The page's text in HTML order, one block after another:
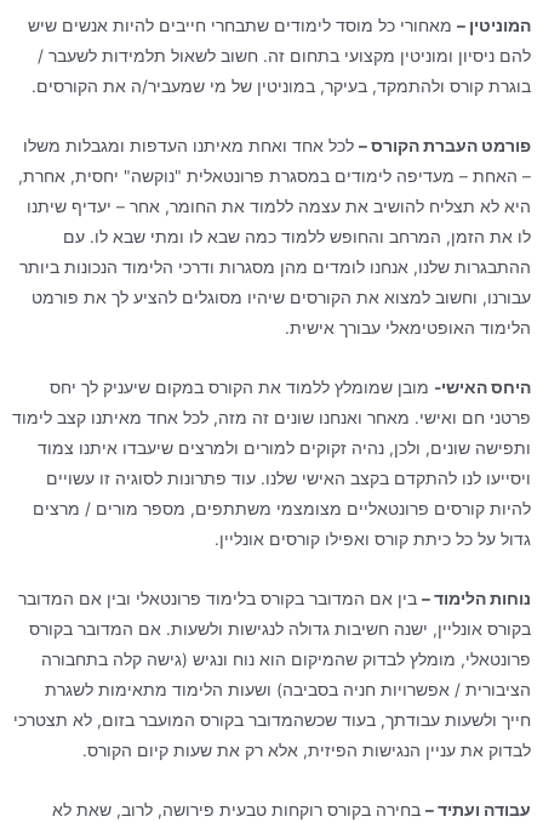
המוניטין – מאחורי כל מוסד לימודים שתבחרי חייבים להיות אנשים שיש
להם ניסיון ומוניטין מקצועי בתחום זה. חשוב לשאול תלמידות לשעבר /
בוגרת קורס ולהתמקד, בעיקר, במוניטין של מי שמעביר/ה את הקורסים.
פורמט העברת הקורס – לכל אחד ואחת מאיתנו העדפות ומגבלות משלו
– האחת – מעדיפה לימודים במסגרת פרונטאלית "נוקשה" יחסית, אחרת,
היא לא תצליח להושיב את עצמה ללמוד את החומר, אחר – יעדיף שיתנו
לו את הזמן, המרחב והחופש ללמוד כמה שבא לו ומתי שבא לו. עם
ההתבגרות שלנו, אנחנו לומדים מהן מסגרות ודרכי הלימוד הנכונות ביותר
עבורנו, וחשוב למצוא את הקורסים שיהיו מסוגלים להציע לך את פורמט
הלימוד האופטימאלי עבורך אישית.
היחס האישי- מובן שמומלץ ללמוד את הקורס במקום שיעניק לך יחס
פרטני חם ואישי. מאחר ואנחנו שונים זה מזה, לכל אחד מאיתנו קצב לימוד
ותפישה שונים, ולכן, נהיה זקוקים למורים ולמרצים שיעבדו איתנו צמוד
ויסייעו לנו להתקדם בקצב האישי שלנו. עוד פתרונות לסוגיה זו עשויים
להיות קורסים פרונטאליים מצומצמי משתתפים, מספר מורים / מרצים
גדול על כל כיתת קורס ואפילו קורסים אונליין.
נוחות הלימוד – בין אם המדובר בקורס בלימוד פרונטאלי ובין אם המדובר
בקורס אונליין, ישנה חשיבות גדולה לנגישות ולשעות. אם המדובר בקורס
פרונטאלי, מומלץ לבדוק שהמיקום הוא נוח ונגיש (גישה קלה בתחבורה
הציבורית / אפשרויות חניה בסביבה) ושעות הלימוד מתאימות לשגרת
חייך ולשעות עבודתך, בעוד שכשהמדובר בקורס המועבר בזום, לא תצטרכי
לבדוק את עניין הנגישות הפיזית, אלא רק את שעות קיום הקורס.
עבודה ועתיד – בחירה בקורס רוקחות טבעית פירושה, לרוב, שאת לא